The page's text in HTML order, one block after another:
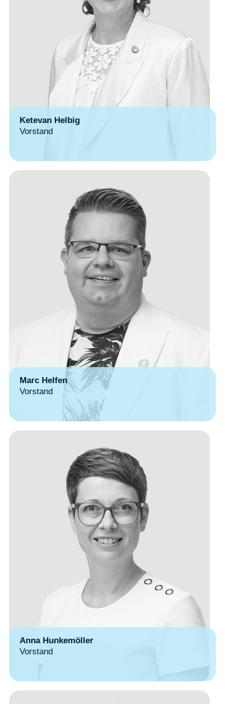
Ketevan Helbig
Vorstand
Marc Helfen
Vorstand
Anna Hunkemöller
Vorstand